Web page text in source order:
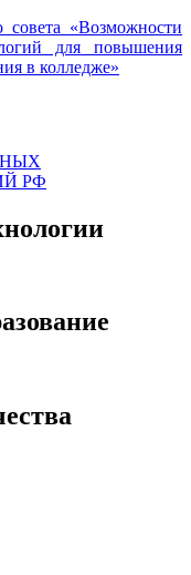
совета «Возможности
для повышения
в колледже»